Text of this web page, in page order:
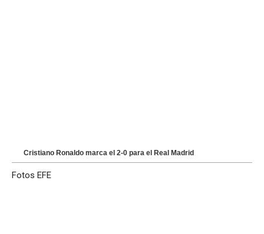
Cristiano Ronaldo marca el 2-0 para el Real Madrid
Fotos EFE